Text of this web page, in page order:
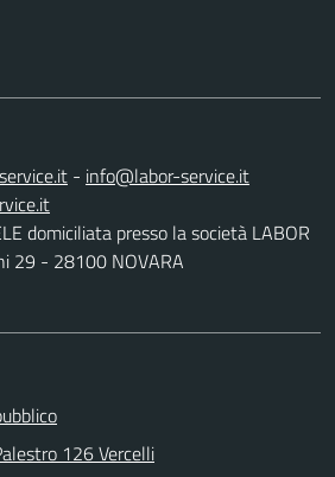
-
domiciliata presso la società LABOR
29 - 28100 NOVARA
126 Vercelli